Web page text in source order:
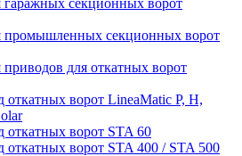
гаражных секционных ворот
промышленных секционных ворот
приводов для откатных ворот
откатных ворот LineaMatic P, H,
откатных ворот STA 60
откатных ворот STA 400 / STA 500